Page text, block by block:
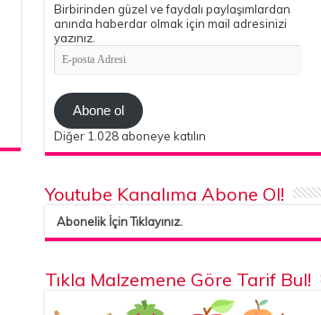
Birbirinden güzel ve faydalı paylaşımlardan
anında haberdar olmak için mail adresinizi
yazınız.
E-
posta
Abone ol
Diğer 1.028 aboneye katılın
Youtube Kanalıma Abone Ol!
Abonelik İçin Tıklayınız.
Tıkla Malzemene Göre Tarif Bul!